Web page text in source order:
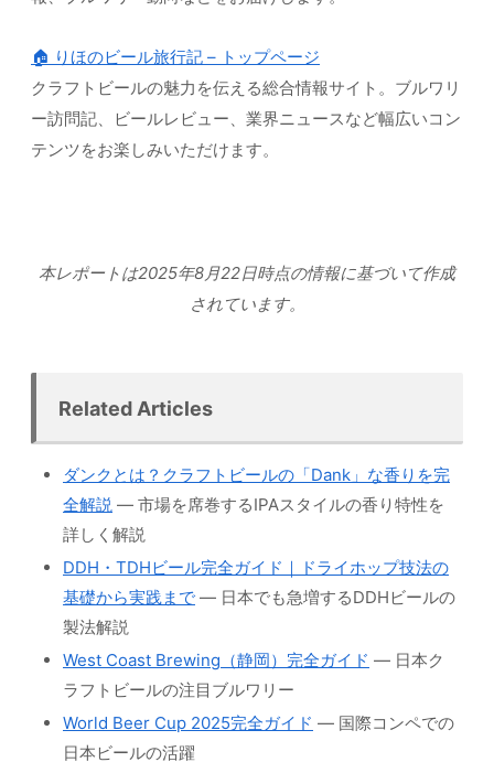
🏠 りほのビール旅行記 – トップページ
クラフトビールの魅力を伝える総合情報サイト。ブルワリ
ー訪問記、ビールレビュー、業界ニュースなど幅広いコン
テンツをお楽しみいただけます。
本レポートは2025年8月22日時点の情報に基づいて作成
されています。
Related Articles
ダンクとは？クラフトビールの「Dank」な香りを完
全解説 — 市場を席巻するIPAスタイルの香り特性を
詳しく解説
DDH・TDHビール完全ガイド｜ドライホップ技法の
基礎から実践まで — 日本でも急増するDDHビールの
製法解説
West Coast Brewing（静岡）完全ガイド — 日本ク
ラフトビールの注目ブルワリー
World Beer Cup 2025完全ガイド — 国際コンペでの
日本ビールの活躍